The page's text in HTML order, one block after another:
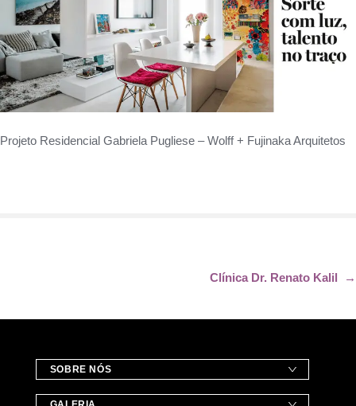
Projeto Residencial Gabriela Pugliese – Wolff + Fujinaka Arquitetos
de
Clínica Dr. Renato Kalil →
SOBRE NÓS